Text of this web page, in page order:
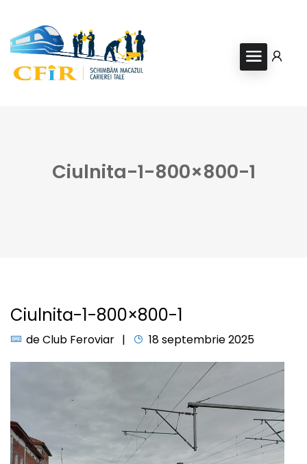
Ciulnita-1-800×800-1
Ciulnita-1-800×800-1
deClub Feroviar 18 septembrie 2025